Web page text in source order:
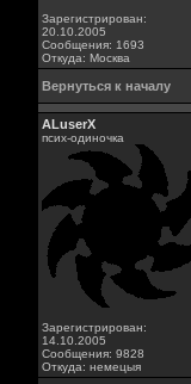
Зарегистрирован:
20.10.2005
Сообщения: 1693
Откуда: Москва
Вернуться к началу
ALuserX
псих-одиночка
Зарегистрирован:
14.10.2005
Сообщения: 9828
Откуда: немецыя